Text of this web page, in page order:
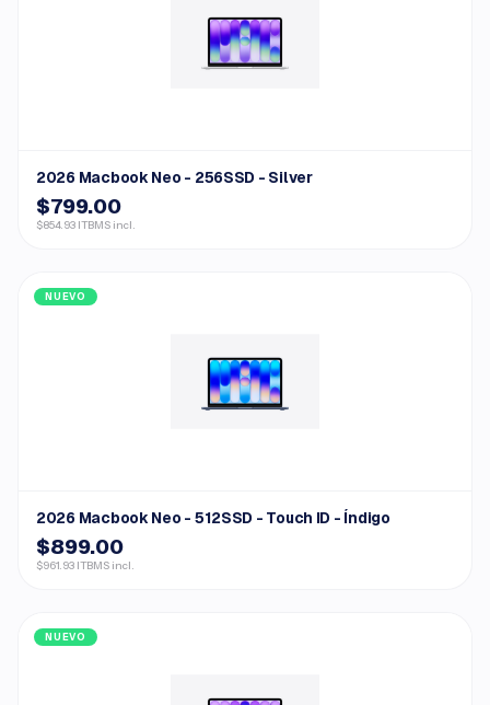
2026 Macbook Neo - 256SSD - Silver
$799.00
$854.93 ITBMS incl.
NUEVO
2026 Macbook Neo - 512SSD - Touch ID - Índigo
$899.00
$961.93 ITBMS incl.
NUEVO